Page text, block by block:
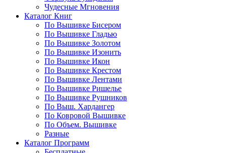
Чудесные Мгновения
Каталог Книг
По Вышивке Бисером
По Вышивке Гладью
По Вышивке Золотом
По Вышивке Изонить
По Вышивке Икон
По Вышивке Крестом
По Вышивке Лентами
По Вышивке Ришелье
По Вышивке Рушников
По Выш. Хардангер
По Ковровой Вышивке
По Объем. Вышивке
Разные
Каталог Программ